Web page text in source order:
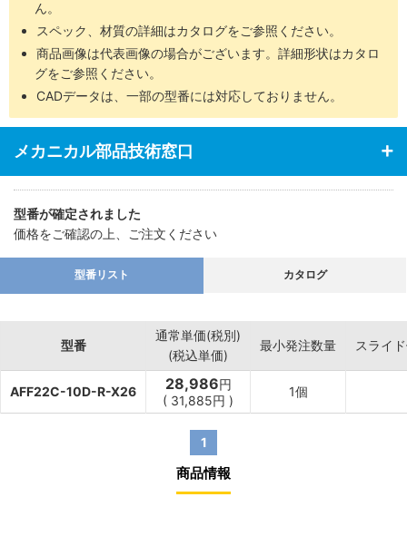
ん。
スペック、材質の詳細はカタログをご参照ください。
商品画像は代表画像の場合がございます。詳細形状はカタロ
グをご参照ください。
CADデータは、一部の型番には対応しておりません。
メカニカル部品技術窓口
型番が確定されました
価格をご確認の上、ご注文ください
型番リスト カタログ
型番
通常単価(税別)
(税込単価)
最小発注数量 スライ
AFF22C-10D-R-X26 28,986円
( 31,885円 )
1個
1
商品情報